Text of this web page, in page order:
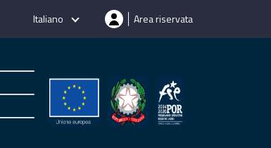
Italiano Area riservata